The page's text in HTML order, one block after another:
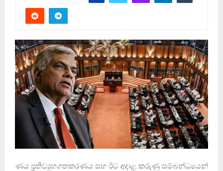
ණය ප්‍රතිව්‍යුහගතකරණය සහ ඊට අදාළ කරුණු සම්බන්ධයෙන්